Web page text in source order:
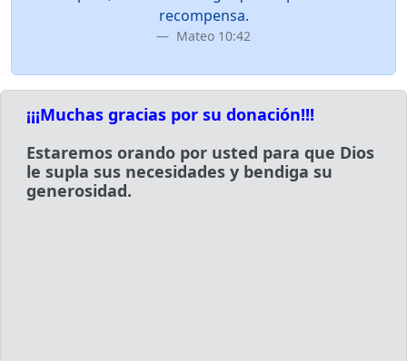
recompensa.
Mateo 10:42
¡¡¡Muchas gracias por su donación!!!
Estaremos orando por usted para que Dios
le supla sus necesidades y bendiga su
generosidad.